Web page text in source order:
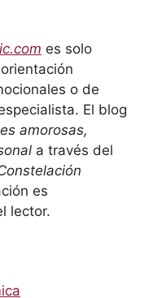
es solo
o de
El blog
amorosas,
a través del
es
lector.